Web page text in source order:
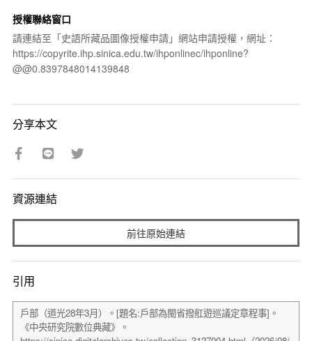
授權聯絡窗口
請連結至「史語所藏品圖像授權申請」網站申請授權，網址：
https://copyrite.ihp.sinica.edu.tw/ihponlinec/ihponline?
@@0.8397848014139848
分享本文
資源連結
前往原始連結
引用